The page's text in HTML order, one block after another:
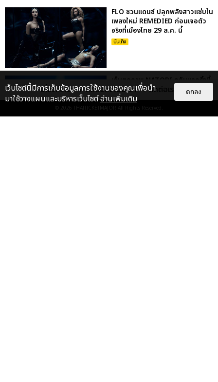
FLO ชวนแดนซ์ ปลุกพลังสาวแซ่บใน
เพลงใหม่ REMEDIED ก่อนเจอตัว
จริงที่เมืองไทย 29 ส.ค. นี้
บันเทิง
เก็บตกภาพ NATORI กลับมาครั้งนี้
ยิ่งใหญ่กว่าเดิม ระเบิดความมันส์สุด
เร้าใจใน NATORI ONE-...
บันเทิง : 5
เกี่ยวกับเรา ติดต่อลงโฆษณา ติดต่อเรา
© 2026 THAITICKETMAJOR All Rights Reserved.
เว็บไซต์นี้มีการเก็บข้อมูลการใช้งานของคุณเพื่อนำ
มาใช้วางแผนและบริหารเว็บไซต์อ่านเพิ่มเติม
ตกลง